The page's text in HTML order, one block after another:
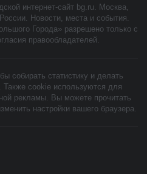
интернет-сайт bg.ru. Москва,
Новости, места и события.
Города» разрешено только с
правообладателей.
собирать статистику и делать
Также cookie используются для
рекламы. Вы можете прочитать
настройки вашего браузера.